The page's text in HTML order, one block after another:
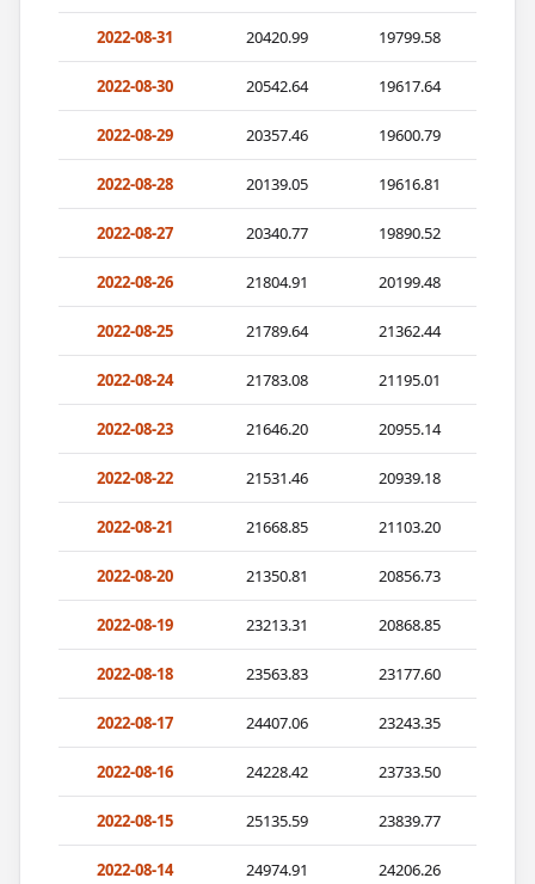
2022-08-31 20420.99 19799.58
2022-08-30 20542.64 19617.64
2022-08-29 20357.46 19600.79
2022-08-28 20139.05 19616.81
2022-08-27 20340.77 19890.52
2022-08-26 21804.91 20199.48
2022-08-25 21789.64 21362.44
2022-08-24 21783.08 21195.01
2022-08-23 21646.20 20955.14
2022-08-22 21531.46 20939.18
2022-08-21 21668.85 21103.20
2022-08-20 21350.81 20856.73
2022-08-19 23213.31 20868.85
2022-08-18 23563.83 23177.60
2022-08-17 24407.06 23243.35
2022-08-16 24228.42 23733.50
2022-08-15 25135.59 23839.77
2022-08-14 24974.91 24206.26